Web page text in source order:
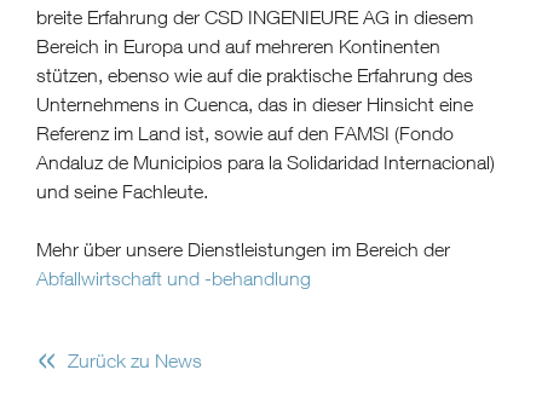
breite Erfahrung der CSD INGENIEURE AG in diesem
Bereich in Europa und auf mehreren Kontinenten
stützen, ebenso wie auf die praktische Erfahrung des
Unternehmens in Cuenca, das in dieser Hinsicht eine
Referenz im Land ist, sowie auf den FAMSI (Fondo
Andaluz de Municipios para la Solidaridad Internacional)
und seine Fachleute.
Mehr über unsere Dienstleistungen im Bereich der
Abfallwirtschaft und -behandlung
« Zurück zu News